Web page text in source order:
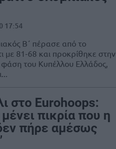
17:54
Β΄ πέρασε από το
με 81-68 και προκρίθηκε στην
του Κυπέλλου Ελλάδος,
στο Εurohoops:
πικρία που η
πήρε αμέσως